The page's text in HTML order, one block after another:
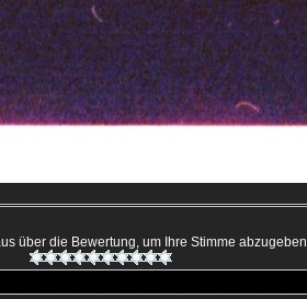
über die Bewertung, um Ihre Stimme abzugeben